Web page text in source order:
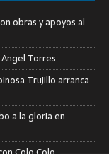
obras y apoyos al
Torres
Trujillo arranca
a la gloria en